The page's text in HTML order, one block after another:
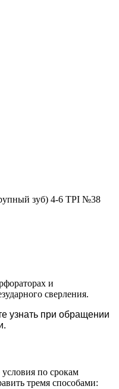
зуб) 4-6 TPI №38
и
сверления.
узнать при обращении
по срокам
тремя способами: